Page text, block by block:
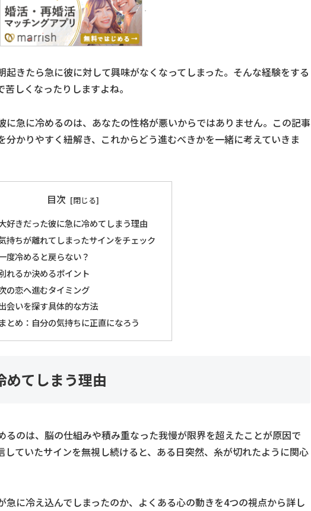
きたら急に彼に対して興味がなくなってしまった。そんな経験をする
しくなったりしますよね。
に急に冷めるのは、あなたの性格が悪いからではありません。この記事
かりやすく紐解き、これからどう進むべきかを一緒に考えていきま
目次
好きだった彼に急に冷めてしまう理由
持ちが離れてしまったサインをチェック
度冷めると戻らない？
れるか決めるポイント
の恋へ進むタイミング
会いを探す具体的な方法
まとめ：自分の気持ちに正直になろう
めてしまう理由
るのは、脳の仕組みや積み重なった我慢が限界を超えたことが原因で
ていたサインを無視し続けると、ある日突然、糸が切れたように関心
急に冷え込んでしまったのか、よくある心の動きを4つの視点から詳し